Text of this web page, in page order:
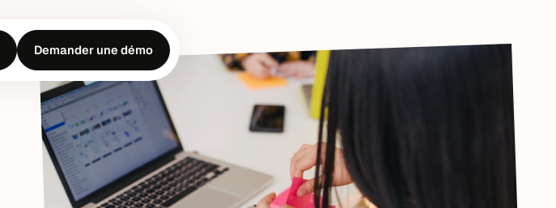
Demander une démo